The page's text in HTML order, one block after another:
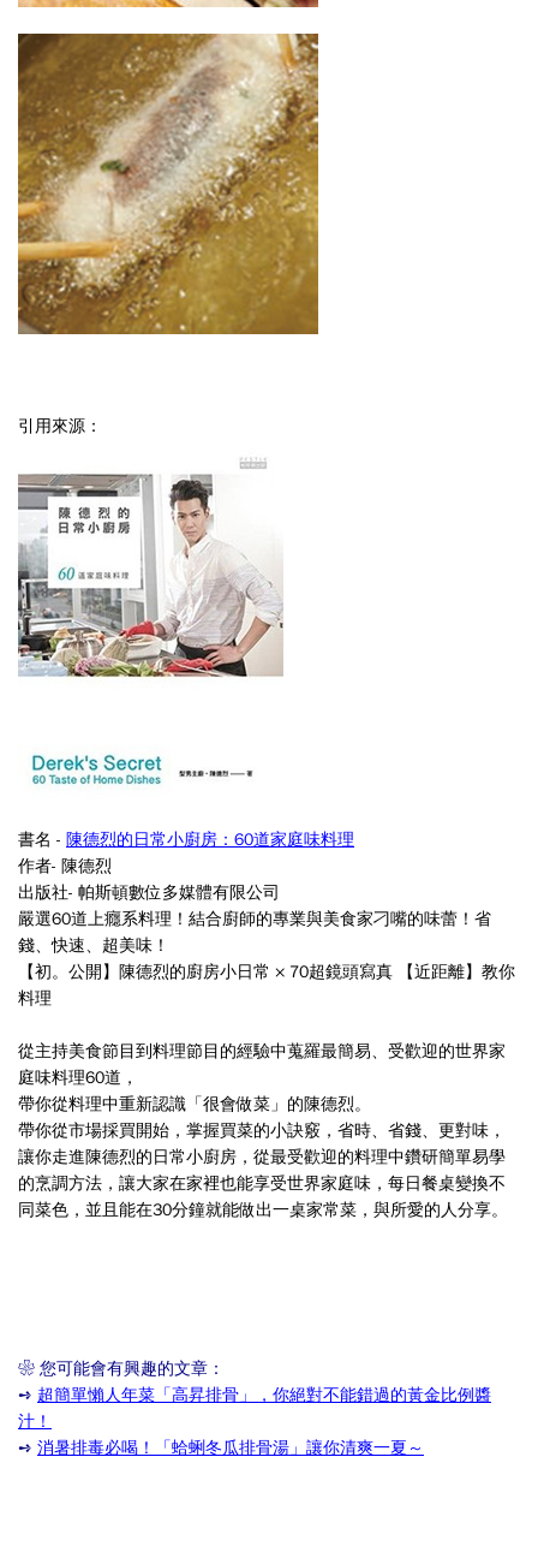
引用來源：
書名 - 陳德烈的日常小廚房：60道家庭味料理
作者- 陳德烈
出版社- 帕斯頓數位多媒體有限公司
嚴選60道上癮系料理！結合廚師的專業與美食家刁嘴的味蕾！省
錢、快速、超美味！
【初。公開】陳德烈的廚房小日常 × 70超鏡頭寫真 【近距離】教你
料理
從主持美食節目到料理節目的經驗中蒐羅最簡易、受歡迎的世界家
庭味料理60道，
帶你從料理中重新認識「很會做菜」的陳德烈。
帶你從市場採買開始，掌握買菜的小訣竅，省時、省錢、更對味，
讓你走進陳德烈的日常小廚房，從最受歡迎的料理中鑽研簡單易學
的烹調方法，讓大家在家裡也能享受世界家庭味，每日餐桌變換不
同菜色，並且能在30分鐘就能做出一桌家常菜，與所愛的人分享。
❀ 您可能會有興趣的文章：
➺ 超簡單懶人年菜「高昇排骨」，你絕對不能錯過的黃金比例醬
汁！
➺ 消暑排毒必喝！「蛤蜊冬瓜排骨湯」讓你清爽一夏～